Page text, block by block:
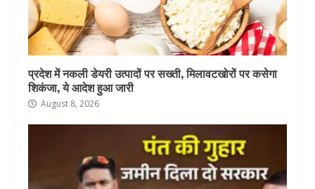
प्रदेश में नकली डेयरी उत्पादों पर सख्ती, मिलावटखोरों पर कसेगा
शिकंजा, ये आदेश हुआ जारी
August 8, 2026